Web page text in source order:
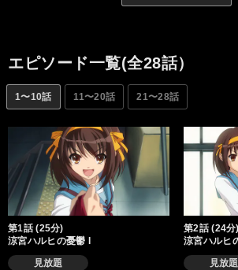
エピソード一覧(全28話）
1〜10話 11〜20話 21〜28話
第1話 (25分)
涼宮ハルヒの憂鬱 I
見放題
第2話 (24分)
涼宮ハルヒ
見放題